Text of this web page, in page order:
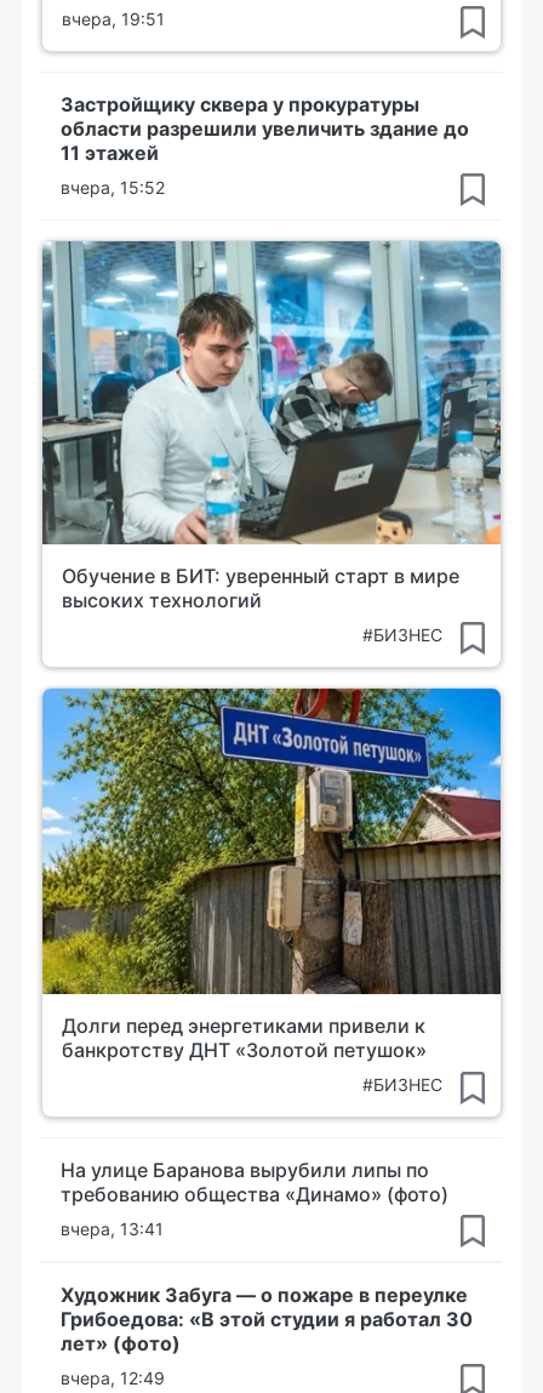
вчера, 19:51
Застройщику сквера у прокуратуры
области разрешили увеличить здание до
11 этажей
вчера, 15:52
Обучение в БИТ: уверенный старт в мире
высоких технологий
#БИЗНЕС
Долги перед энергетиками привели к
банкротству ДНТ «Золотой петушок»
#БИЗНЕС
На улице Баранова вырубили липы по
требованию общества «Динамо» (фото)
вчера, 13:41
Художник Забуга — о пожаре в переулке
Грибоедова: «В этой студии я работал 30
лет» (фото)
вчера, 12:49